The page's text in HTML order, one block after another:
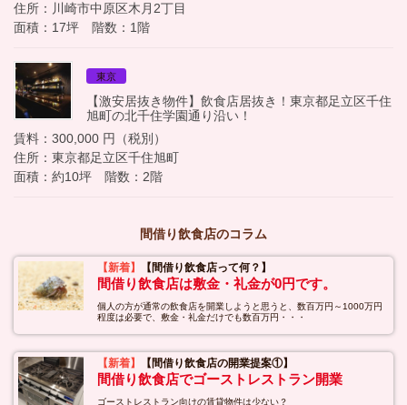
住所：川崎市中原区木月2丁目
面積：17坪 階数：1階
東京
【激安居抜き物件】飲食店居抜き！東京都足立区千住
旭町の北千住学園通り沿い！
賃料：300,000 円（税別）
住所：東京都足立区千住旭町
面積：約10坪 階数：2階
間借り飲食店のコラム
【新着】 【間借り飲食店って何？】
間借り飲食店は敷金・礼金が0円です。
個人の方が通常の飲食店を開業しようと思うと、数百万円～1000万円
程度は必要で、敷金・礼金だけでも数百万円・・・
【新着】 【間借り飲食店の開業提案①】
間借り飲食店でゴーストレストラン開業
ゴーストレストラン向けの賃貸物件は少ない？